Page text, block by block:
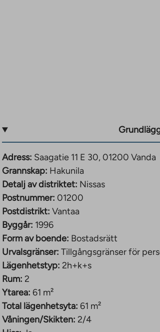
Adress: Saagatie 11 E 30, 01200 Vanda
Grannskap: Hakunila
Detalj av distriktet: Nissas
Postnummer: 01200
Postdistrikt: Vantaa
Byggår: 1996
Form av boende: Bostadsrätt
Urvalsgränser: Tillgångsgränser för
Lägenhetstyp: 2h+k+s
Rum: 2
Ytarea: 61 m²
Total lägenhetsyta: 61 m²
Våningen/Skikten: 2/4